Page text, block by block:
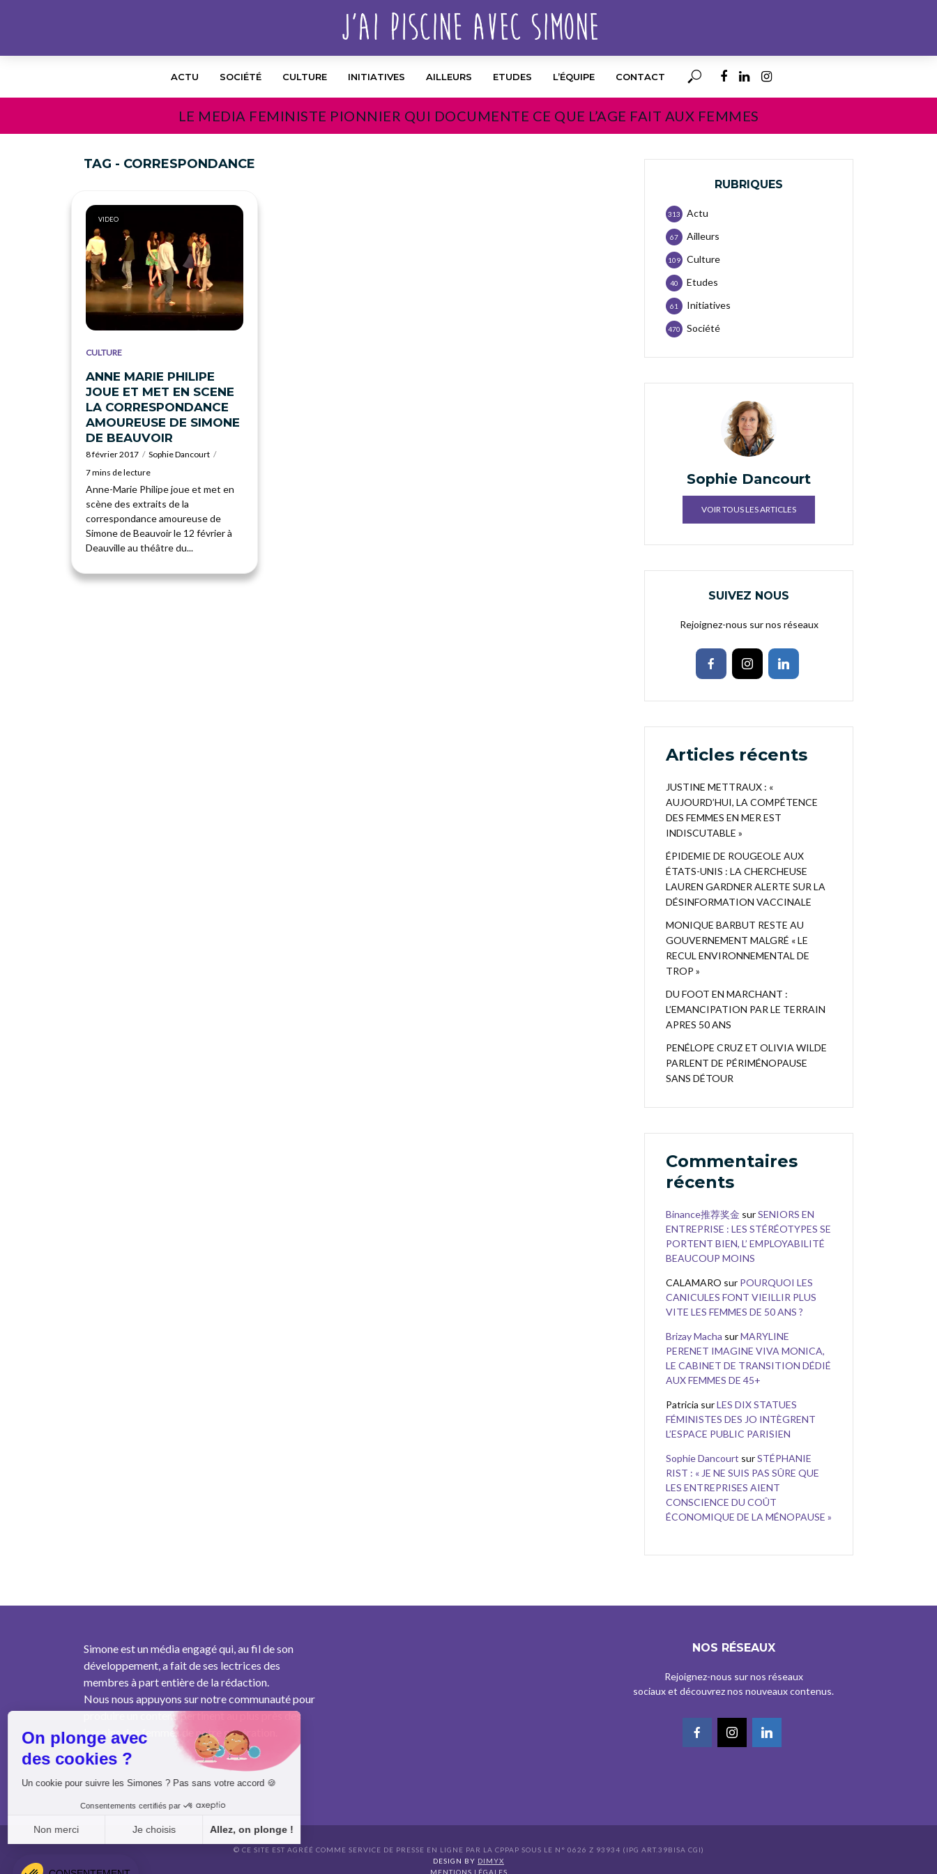
ACTU SOCIÉTÉ CULTURE INITIATIVES AILLEURS ETUDES L’ÉQUIPE CONTACT
LE MEDIA FEMINISTE PIONNIER QUI DOCUMENTE CE QUE L’AGE FAIT AUX FEMMES
TAG - CORRESPONDANCE
VIDEO
CULTURE
ANNE MARIE PHILIPE
JOUE ET MET EN SCENE
LA CORRESPONDANCE
AMOUREUSE DE SIMONE
DE BEAUVOIR
8 février 2017
Sophie Dancourt
7 mins de lecture
Anne-Marie Philipe joue et met en
scène des extraits de la
correspondance amoureuse de
Simone de Beauvoir le 12 février à
Deauville au théâtre du...
RUBRIQUES
Actu
313
Ailleurs
67
Culture
109
Etudes
40
Initiatives
61
Société
470
Sophie Dancourt
VOIR TOUS LES ARTICLES
SUIVEZ NOUS
Rejoignez-nous sur nos réseaux
Articles récents
JUSTINE METTRAUX : «
AUJOURD’HUI, LA COMPÉTENCE
DES FEMMES EN MER EST
INDISCUTABLE »
ÉPIDEMIE DE ROUGEOLE AUX
ÉTATS-UNIS : LA CHERCHEUSE
LAUREN GARDNER ALERTE SUR LA
DÉSINFORMATION VACCINALE
MONIQUE BARBUT RESTE AU
GOUVERNEMENT MALGRÉ « LE
RECUL ENVIRONNEMENTAL DE
TROP »
DU FOOT EN MARCHANT :
L’EMANCIPATION PAR LE TERRAIN
APRES 50 ANS
PENÉLOPE CRUZ ET OLIVIA WILDE
PARLENT DE PÉRIMÉNOPAUSE
SANS DÉTOUR
Commentaires
récents
Binance推荐奖金 surSENIORS EN
ENTREPRISE : LES STÉRÉOTYPES SE
PORTENT BIEN, L’ EMPLOYABILITÉ
BEAUCOUP MOINS
CALAMARO sur POURQUOI LES
CANICULES FONT VIEILLIR PLUS
VITE LES FEMMES DE 50 ANS ?
Brizay Macha surMARYLINE
PERENET IMAGINE VIVA MONICA,
LE CABINET DE TRANSITION DÉDIÉ
AUX FEMMES DE 45+
Patricia surLES DIX STATUES
FÉMINISTES DES JO INTÈGRENT
L’ESPACE PUBLIC PARISIEN
Sophie Dancourt surSTÉPHANIE
RIST : « JE NE SUIS PAS SÛRE QUE
LES ENTREPRISES AIENT
CONSCIENCE DU COÛT
ÉCONOMIQUE DE LA MÉNOPAUSE »
Simone est un média engagé qui, au fil de son
développement, a fait de ses lectrices des
membres à part entière de la rédaction.
Nous nous appuyons sur notre communauté pour
produire un contenu pertinent au plus près des
besoins des femmes de notre génération.
NOS RÉSEAUX
Rejoignez-nous sur nos réseaux
sociaux et découvrez nos nouveaux contenus.
© CE SITE EST AGRÉÉ COMME SERVICE DE PRESSE EN LIGNE PAR LA CPPAP SOUS LE N° 0626 Z 93934 (IPG ART.39BISA CGI)
DESIGN BY DIMYX
MENTIONS LÉGALES
On plonge avec
des cookies ?
Un cookie pour suivre les Simones ? Pas sans votre accord 🍪
Consentements certifiés par
Non merci Je choisis Allez, on plonge !
Plateforme de Gestion du Consentement : Personnalisez vos Options